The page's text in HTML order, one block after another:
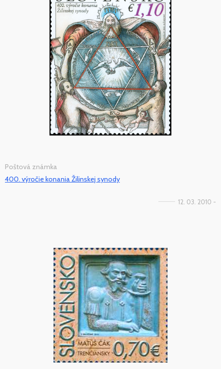
Poštová známka
400. výročie konania Žilinskej synody
12. 03. 2010 -